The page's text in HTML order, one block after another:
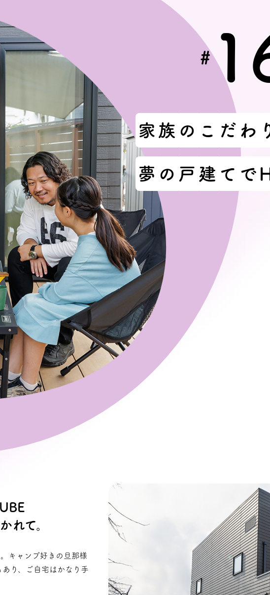
ンタビュー
モデルハウス見
会員登録
資料請求
オンライン無料
お電話
#
家 族 の こ だ わ
夢 の 戸 建 て で
れて。
キャンプ好きの旦那様
り、ご自宅はかなり手